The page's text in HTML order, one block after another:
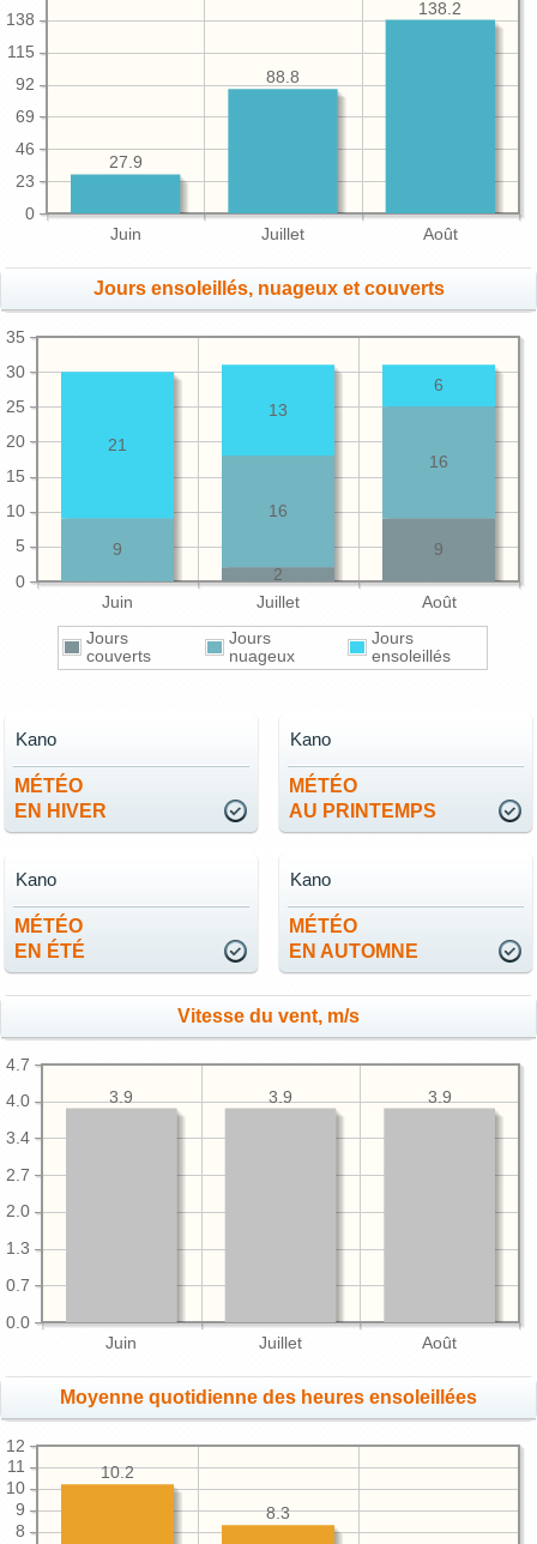
Juin Juillet Août
0
23
46
69
92
115
138
138.2
88.8
27.9
Jours ensoleillés, nuageux et couverts
Juin Juillet Août
0
5
10
15
20
25
30
35
9
2
16
16
9
6
13
21
Jours
couverts
Jours
nuageux
Jours
ensoleillés
MÉTÉO
EN HIVER
Kano
MÉTÉO
AU PRINTEMPS
Kano
MÉTÉO
EN ÉTÉ
Kano
MÉTÉO
EN AUTOMNE
Kano
Vitesse du vent, m/s
Juin Juillet Août
0.0
0.7
1.3
2.0
2.7
3.4
4.0
4.7
3.9
3.9
3.9
Moyenne quotidienne des heures ensoleillées
8
9
10
11
12
8.3
10.2